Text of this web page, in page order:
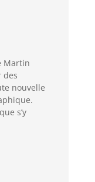
Martin
des
nouvelle
s’y